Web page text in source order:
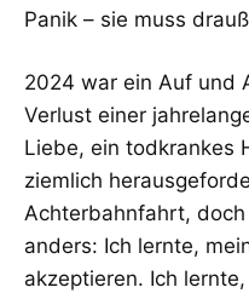
Panik – sie muss
2024 war ein Auf und
Verlust einer
Liebe, ein todkrankes
ziemlich
Achterbahnfahrt,
anders: Ich lernte,
akzeptieren. Ich